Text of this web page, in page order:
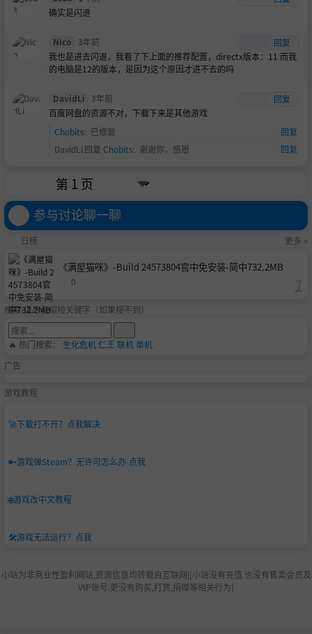
确实是闪退
Nico 3年前
回复
我也是进去闪退，我看了下上面的推荐配置，directx版本：11 而我
的电脑是12的版本，是因为这个原因才进不去的吗
DavidLi 3年前
回复
百度网盘的资源不对，下载下来是其他游戏
Chobits: 已修复
回复
DavidLi 回复 Chobits: 谢谢你，感恩 回复
参与讨论聊一聊
日榜 更多 »
《满屋猫咪》-Build 24573804官中免安装-简中732.2MB
0
搜索-请尽量缩短关键字（如果搜不到）
🔥 热门搜索： 生化危机仁王 联机单机
广告
游戏教程
🚀下载打不开？点我解决
🔑游戏弹Steam？无许可怎么办-点我
🌐游戏改中文教程
🛠️游戏无法运行？点我
小站为非商业性盈利网站,资源信息均转载自互联网|[小站没有充值.也没有售卖会员及
VIP账号.更没有购买,打赏,捐赠等相关行为]